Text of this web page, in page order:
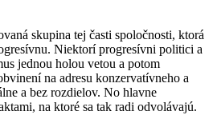
skupina tej časti spoločnosti, ktorá
Niektorí progresívni politici a
jednou holou vetou a potom
na adresu konzervatívneho a
a bez rozdielov. No hlavne
na ktoré sa tak radi odvolávajú.